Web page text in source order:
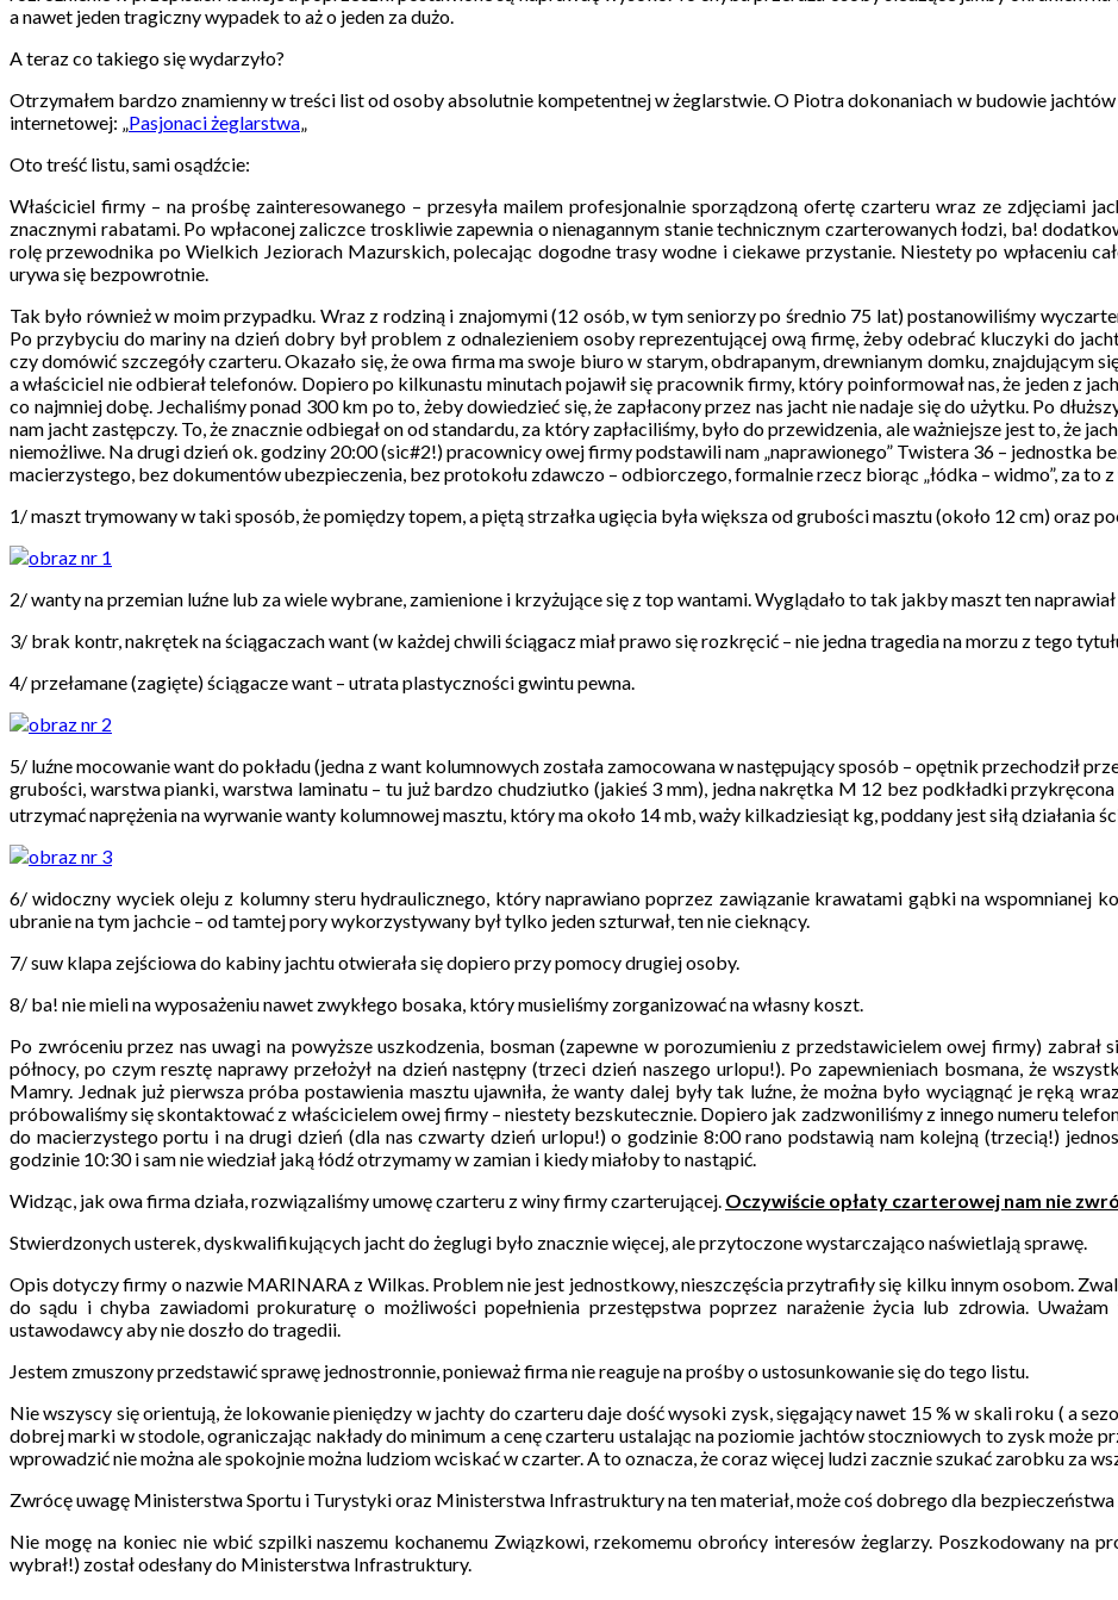
a nawet jeden tragiczny wypadek to aż o jeden za dużo.
A teraz co takiego się wydarzyło?
Otrzymałem bardzo znamienny w treści list od osoby absolutnie kompetentnej w żeglarstwie. O Piotra dokonaniach w budowie jachtów
internetowej: „Pasjonaci żeglarstwa„
Oto treść listu, sami osądźcie:
Właściciel firmy – na prośbę zainteresowanego – przesyła mailem profesjonalnie sporządzoną ofertę czarteru wraz ze zdjęciami
znacznymi rabatami. Po wpłaconej zaliczce troskliwie zapewnia o nienagannym stanie technicznym czarterowanych łodzi, ba!
rolę przewodnika po Wielkich Jeziorach Mazurskich, polecając dogodne trasy wodne i ciekawe przystanie. Niestety po wpłaceniu
urywa się bezpowrotnie.
Tak było również w moim przypadku. Wraz z rodziną i znajomymi (12 osób, w tym seniorzy po średnio 75 lat) postanowiliśmy
Po przybyciu do mariny na dzień dobry był problem z odnalezieniem osoby reprezentującej ową firmę, żeby odebrać kluczyki do
czy domówić szczegóły czarteru. Okazało się, że owa firma ma swoje biuro w starym, obdrapanym, drewnianym domku, znajdującym
a właściciel nie odbierał telefonów. Dopiero po kilkunastu minutach pojawił się pracownik firmy, który poinformował nas, że jeden z
co najmniej dobę. Jechaliśmy ponad 300 km po to, żeby dowiedzieć się, że zapłacony przez nas jacht nie nadaje się do użytku. Po
nam jacht zastępczy. To, że znacznie odbiegał on od standardu, za który zapłaciliśmy, było do przewidzenia, ale ważniejsze jest to, że
niemożliwe. Na drugi dzień ok. godziny 20:00 (sic#2!) pracownicy owej firmy podstawili nam „naprawionego” Twistera 36 – jednostka
macierzystego, bez dokumentów ubezpieczenia, bez protokołu zdawczo – odbiorczego, formalnie rzecz biorąc „łódka – widmo”, za to
1/ maszt trymowany w taki sposób, że pomiędzy topem, a piętą strzałka ugięcia była większa od grubości masztu (około 12 cm) oraz
2/ wanty na przemian luźne lub za wiele wybrane, zamienione i krzyżujące się z top wantami. Wyglądało to tak jakby maszt ten
3/ brak kontr, nakrętek na ściągaczach want (w każdej chwili ściągacz miał prawo się rozkręcić – nie jedna tragedia na morzu z tego
4/ przełamane (zagięte) ściągacze want – utrata plastyczności gwintu pewna.
5/ luźne mocowanie want do pokładu (jedna z want kolumnowych została zamocowana w następujący sposób – opętnik przechodził
grubości, warstwa pianki, warstwa laminatu – tu już bardzo chudziutko (jakieś 3 mm), jedna nakrętka M 12 bez podkładki
utrzymać naprężenia na wyrwanie wanty kolumnowej masztu, który ma około 14 mb, waży kilkadziesiąt kg, poddany jest siłą działania
6/ widoczny wyciek oleju z kolumny steru hydraulicznego, który naprawiano poprzez zawiązanie krawatami gąbki na wspomnianej
ubranie na tym jachcie – od tamtej pory wykorzystywany był tylko jeden szturwał, ten nie cieknący.
7/ suw klapa zejściowa do kabiny jachtu otwierała się dopiero przy pomocy drugiej osoby.
8/ ba! nie mieli na wyposażeniu nawet zwykłego bosaka, który musieliśmy zorganizować na własny koszt.
Po zwróceniu przez nas uwagi na powyższe uszkodzenia, bosman (zapewne w porozumieniu z przedstawicielem owej firmy) zabrał
północy, po czym resztę naprawy przełożył na dzień następny (trzeci dzień naszego urlopu!). Po zapewnieniach bosmana, że
Mamry. Jednak już pierwsza próba postawienia masztu ujawniła, że wanty dalej były tak luźne, że można było wyciągnąć je ręką
próbowaliśmy się skontaktować z właścicielem owej firmy – niestety bezskutecznie. Dopiero jak zadzwoniliśmy z innego numeru
do macierzystego portu i na drugi dzień (dla nas czwarty dzień urlopu!) o godzinie 8:00 rano podstawią nam kolejną (trzecią!)
godzinie 10:30 i sam nie wiedział jaką łódź otrzymamy w zamian i kiedy miałoby to nastąpić.
Widząc, jak owa firma działa, rozwiązaliśmy umowę czarteru z winy firmy czarterującej. Oczywiście opłaty czarterowej nam nie
Stwierdzonych usterek, dyskwalifikujących jacht do żeglugi było znacznie więcej, ale przytoczone wystarczająco naświetlają sprawę.
Opis dotyczy firmy o nazwie MARINARA z Wilkas. Problem nie jest jednostkowy, nieszczęścia przytrafiły się kilku innym osobom.
do sądu i chyba zawiadomi prokuraturę o możliwości popełnienia przestępstwa poprzez narażenie życia lub zdrowia.
ustawodawcy aby nie doszło do tragedii.
Jestem zmuszony przedstawić sprawę jednostronnie, ponieważ firma nie reaguje na prośby o ustosunkowanie się do tego listu.
Nie wszyscy się orientują, że lokowanie pieniędzy w jachty do czarteru daje dość wysoki zysk, sięgający nawet 15 % w skali roku ( a
dobrej marki w stodole, ograniczając nakłady do minimum a cenę czarteru ustalając na poziomie jachtów stoczniowych to zysk może
wprowadzić nie można ale spokojnie można ludziom wciskać w czarter. A to oznacza, że coraz więcej ludzi zacznie szukać zarobku za
Zwrócę uwagę Ministerstwa Sportu i Turystyki oraz Ministerstwa Infrastruktury na ten materiał, może coś dobrego dla
Nie mogę na koniec nie wbić szpilki naszemu kochanemu Związkowi, rzekomemu obrońcy interesów żeglarzy. Poszkodowany na
wybrał!) został odesłany do Ministerstwa Infrastruktury.